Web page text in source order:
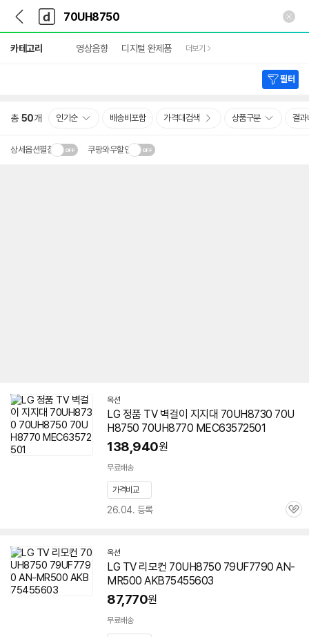
다
나
와
가
기
다
와
메
인
카테고리 영상음향 디지털 완제품 더보기
필터
총 50개 인기순 배송비포함 가격대검색 상품구분 결과
상세옵션펼침 쿠팡와우할인
옥션
LG 정품 TV 벽걸이 지지대 70UH8730 70U
H8750 70UH8770 MEC63572501
138,940원
무료배송
가격비교
26.04. 등록
관
옥션
LG TV 리모컨 70UH8750 79UF7790 AN-
MR500 AKB75455603
87,770원
무료배송